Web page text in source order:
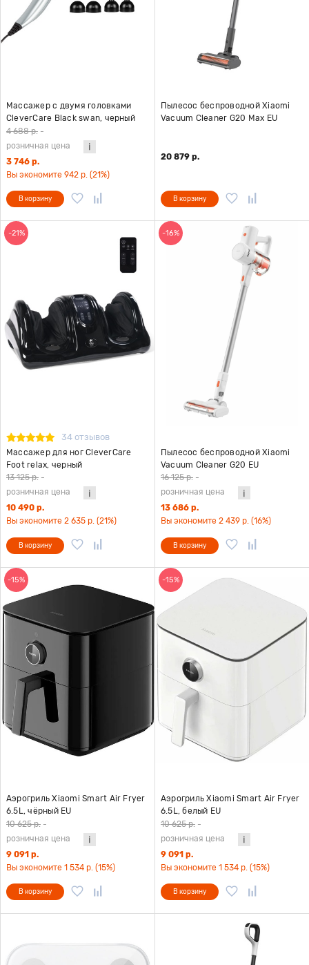
Массажер с двумя головками
CleverCare Black swan, черный
4 688 р. -
розничная цена
3 746 р.
Вы экономите 942 р. (21%)
В корзину
Пылесос беспроводной Xiaomi
Vacuum Cleaner G20 Max EU
20 879 р.
В корзину
-21%
34 отзывов
Массажер для ног CleverCare
Foot relax, черный
13 125 р. -
розничная цена
10 490 р.
Вы экономите 2 635 р. (21%)
В корзину
-16%
Пылесос беспроводной Xiaomi
Vacuum Cleaner G20 EU
16 125 р. -
розничная цена
13 686 р.
Вы экономите 2 439 р. (16%)
В корзину
-15%
Аэрогриль Xiaomi Smart Air Fryer
6.5L, чёрный EU
10 625 р. -
розничная цена
9 091 р.
Вы экономите 1 534 р. (15%)
В корзину
-15%
Аэрогриль Xiaomi Smart Air Fryer
6.5L, белый EU
10 625 р. -
розничная цена
9 091 р.
Вы экономите 1 534 р. (15%)
В корзину